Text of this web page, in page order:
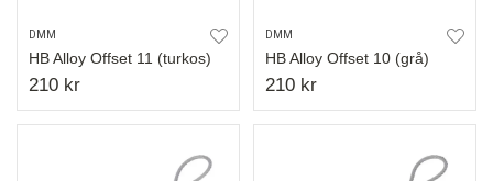
DMM
HB Alloy Offset 11 (turkos)
210 kr
DMM
HB Alloy Offset 10 (grå)
210 kr